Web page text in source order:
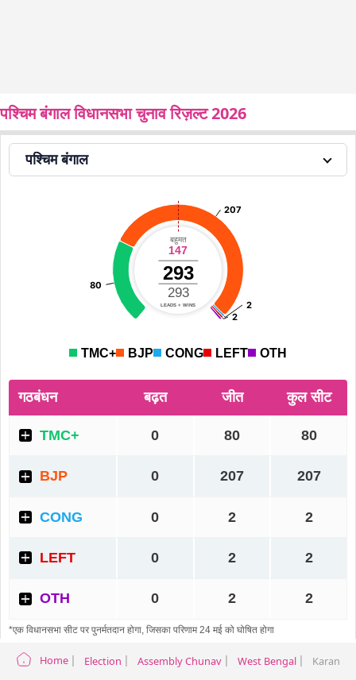
पश्चिम बंगाल विधानसभा चुनाव रिज़ल्ट 2026
Home Election Assembly Chunav West Bengal